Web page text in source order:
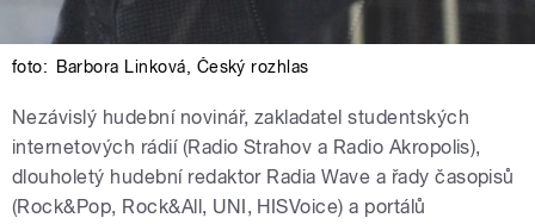
foto: Barbora Linková, Český rozhlas
Nezávislý hudební novinář, zakladatel studentských
internetových rádií (Radio Strahov a Radio Akropolis),
dlouholetý hudební redaktor Radia Wave a řady časopisů
(Rock&Pop, Rock&All, UNI, HISVoice) a portálů